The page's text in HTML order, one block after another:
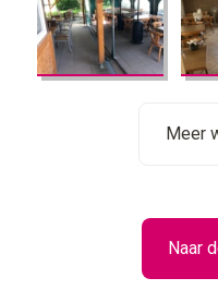
Meer
Naar